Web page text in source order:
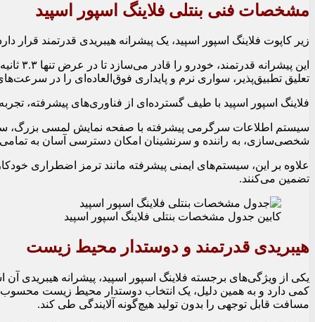
مشخصات فنی بنتلی فلاینگ اسپور اسپید
زیر کاپوت فلاینگ اسپور اسپید، یک پیشرانه هیبریدی قدرتمند قرار دارد که ترکیبی از موتور ۸
تعلیق تطبیق‌پذیر، سواری نرم و پایداری فوق‌العاده‌ای را در
فلاینگ اسپور اسپید با طیف گسترده‌ای از فناوری‌های پیشرفته،
سیستم اطلاعات سرگرمی پیشرفته با صفحه نمایش لمسی بزرگ،
شخصی‌سازی، به راننده و سرنشینان امکان دسترسی آسان به تمامی
علاوه بر این، سیستم‌های ایمنی پیشرفته مانند ترمز اضطراری
تضمین می‌کنند.
کابین جدول مشخصات بنتلی فلاینگ اسپور اسپید
هیبریدی قدرتمند و دوستدار محیط زیست
یکی از ویژگی‌های برجسته فلاینگ اسپور اسپید، پیشرانه هیبریدی آن
کمی دارد و به همین دلیل، یک انتخاب دوستدار محیط زیست محسوب
مسافت قابل توجهی را بدون تولید هیچ‌گونه آلایندگی طی کند.